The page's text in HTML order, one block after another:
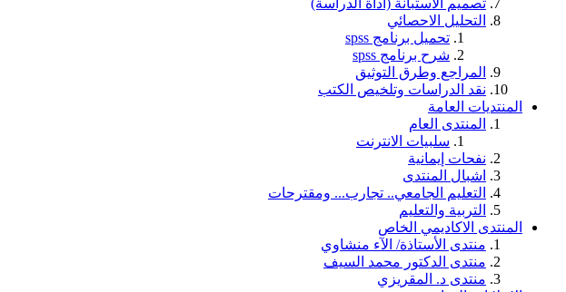
تصميم الاستبانة (أداة الدراسة)
التحليل الاحصائي
تحميل برنامج spss
شرح برنامج spss
المراجع وطرق التوثيق
نقد الدراسات وتلخيص الكتب
المنتديات العامة
المنتدى العام
سلبيات الانترنت
نفحات إيمانية
اشبال المنتدى
التعليم الجامعي.. تجارب... ومقترحات
التربية والتعليم
المنتدى الاكاديمي الخاص
منتدى الأستاذة/ الآء منشاوي
منتدى الدكتور محمد السيف
منتدى د. المقريزي